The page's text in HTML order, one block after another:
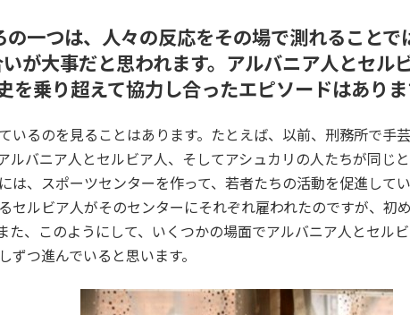
一つは、人々の反応をその場で測れることで
が大事だと思われます。アルバニア人とセル
を乗り超えて協力し合ったエピソードはありま
いるのを見ることはあります。たとえば、以前、刑務所で手
ルバニア人とセルビア人、そしてアシュカリの人たちが同じ
は、スポーツセンターを作って、若者たちの活動を促進して
セルビア人がそのセンターにそれぞれ雇われたのですが、初
た、このようにして、いくつかの場面でアルバニア人とセル
つ進んでいると思います。